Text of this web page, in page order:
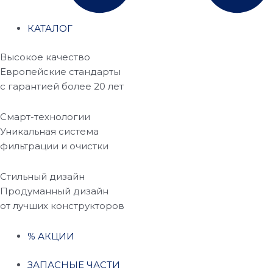
КАТАЛОГ
Высокое качество
Европейские стандарты
с гарантией более 20 лет
Смарт-технологии
Уникальная система
фильтрации и очистки
Стильный дизайн
Продуманный дизайн
от лучших конструкторов
% АКЦИИ
ЗАПАСНЫЕ ЧАСТИ